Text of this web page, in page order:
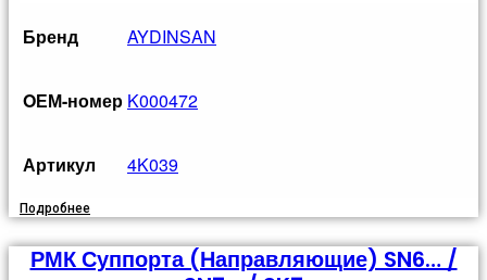
Бренд AYDINSAN
OЕМ-номер K000472
Артикул 4K039
Подробнее
РМК Суппорта (направляющие) SN6… /